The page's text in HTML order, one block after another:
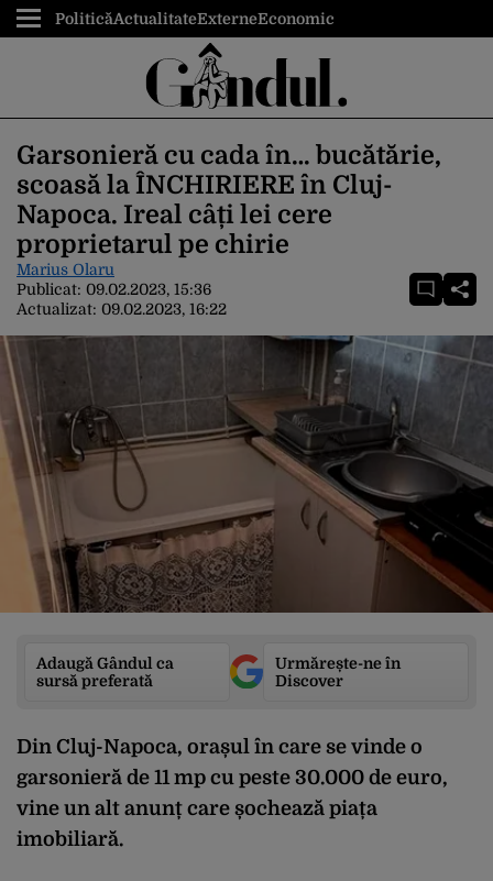
PoliticăActualitateExterneEconomic
Garsonieră cu cada în… bucătărie,
scoasă la ÎNCHIRIERE în Cluj-
Napoca. Ireal câți lei cere
proprietarul pe chirie
Marius Olaru
Publicat: 09.02.2023, 15:36
Actualizat: 09.02.2023, 16:22
Adaugă Gândul ca
sursă preferată
Urmărește-ne în
Discover
Din Cluj-Napoca, orașul în care se vinde o
garsonieră de 11 mp cu peste 30.000 de euro,
vine un alt anunț care șochează piața
imobiliară.